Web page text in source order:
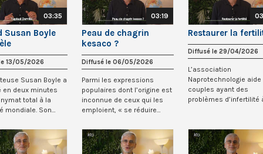
03:35
Susan Boyle
13/05/2026
Susan Boyle a
en deux minutes
total à la
mondiale. Son
03:19
Peau de chagrin
kesaco ?
Diffusé le 06/05/2026
Parmi les expressions
populaires dont l’origine est
inconnue de ceux qui les
emploient, « se réduire
Restaurer la
Diffusé le 29/04/2026
L’association
Naprotechnologie aide
couples ayant des
problèmes d’infertilité